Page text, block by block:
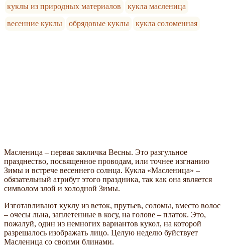
куклы из природных материалов
кукла масленица
весенние куклы
обрядовые куклы кукла соломенная
Масленица – первая закличка Весны. Это разгульное
празднество, посвященное проводам, или точнее изгнанию
Зимы и встрече весеннего солнца. Кукла «Масленица» –
обязательный атрибут этого праздника, так как она является
символом злой и холодной Зимы.
Изготавливают куклу из веток, прутьев, соломы, вместо волос
– очесы льна, заплетенные в косу, на голове – платок. Это,
пожалуй, один из немногих вариантов кукол, на которой
разрешалось изображать лицо. Целую неделю буйствует
Масленица со своими блинами.